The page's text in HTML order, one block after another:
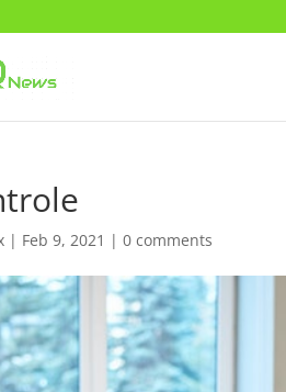
| Feb 9, 2021 |0 comments